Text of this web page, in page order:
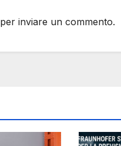
per inviare un commento.